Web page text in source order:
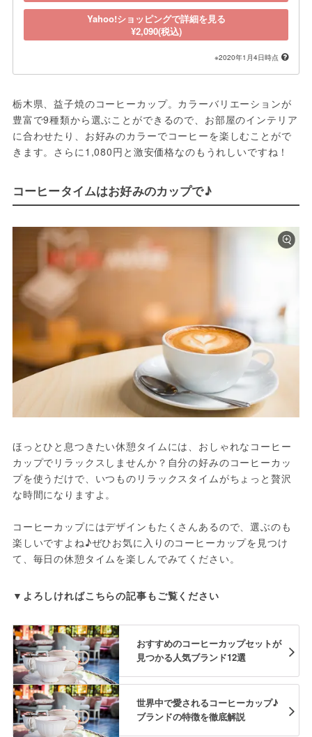
Yahoo!ショッピングで詳細を見る
¥2,090(税込)
※2020年1月4日時点
栃木県、益子焼のコーヒーカップ。カラーバリエーションが
豊富で9種類から選ぶことができるので、お部屋のインテリア
に合わせたり、お好みのカラーでコーヒーを楽しむことがで
きます。さらに1,080円と激安価格なのもうれしいですね！
コーヒータイムはお好みのカップで♪
ほっとひと息つきたい休憩タイムには、おしゃれなコーヒー
カップでリラックスしませんか？自分の好みのコーヒーカッ
プを使うだけで、いつものリラックスタイムがちょっと贅沢
な時間になりますよ。
コーヒーカップにはデザインもたくさんあるので、選ぶのも
楽しいですよね♪ぜひお気に入りのコーヒーカップを見つけ
て、毎日の休憩タイムを楽しんでみてください。
▼よろしければこちらの記事もご覧ください
おすすめのコーヒーカップセットが
見つかる人気ブランド12選
世界中で愛されるコーヒーカップ♪
ブランドの特徴を徹底解説